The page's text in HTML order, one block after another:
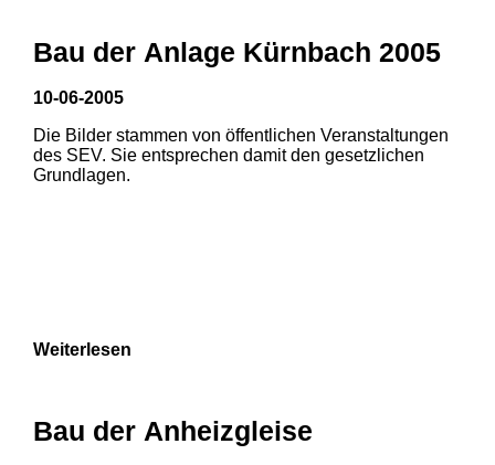
1 2
Bau der Anlage Kürnbach 2005
10-06-2005
Die Bilder stammen von öffentlichen Veranstaltungen
des SEV. Sie entsprechen damit den gesetzlichen
Grundlagen.
Weiterlesen
Bau der Anheizgleise